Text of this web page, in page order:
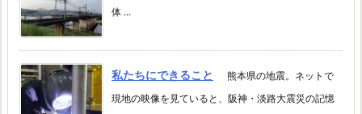
体 ...
私たちにできること
熊本県の地震。ネットで
現地の映像を見ていると、阪神・淡路大震災の記憶